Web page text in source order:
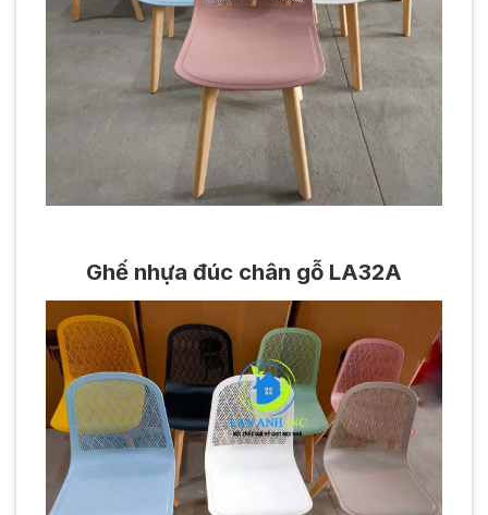
Ghế nhựa đúc chân gỗ LA32A